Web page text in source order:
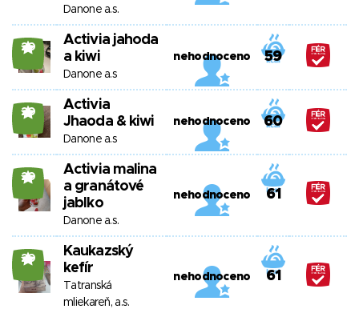
Danone a.s.
20
Activia jahoda
a kiwi
Danone a.s
nehodnoceno 59
20
Activia
Jhaoda & kiwi
Danone a.s
nehodnoceno 60
20
Activia malina
a granátové
jablko
Danone a.s.
nehodnoceno 61
20
Kaukazský
kefír
Tatranská
mliekareň, a.s.
nehodnoceno 61